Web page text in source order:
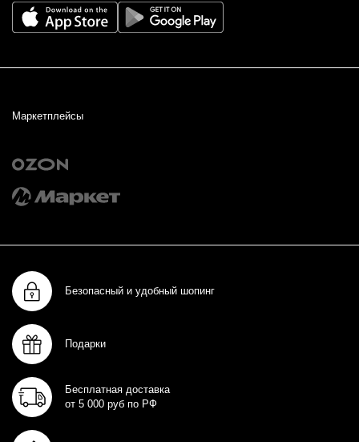
Маркетплейсы
Безопасный и удобный шопинг
Подарки
Бесплатная доставка
от 5 000 руб по РФ